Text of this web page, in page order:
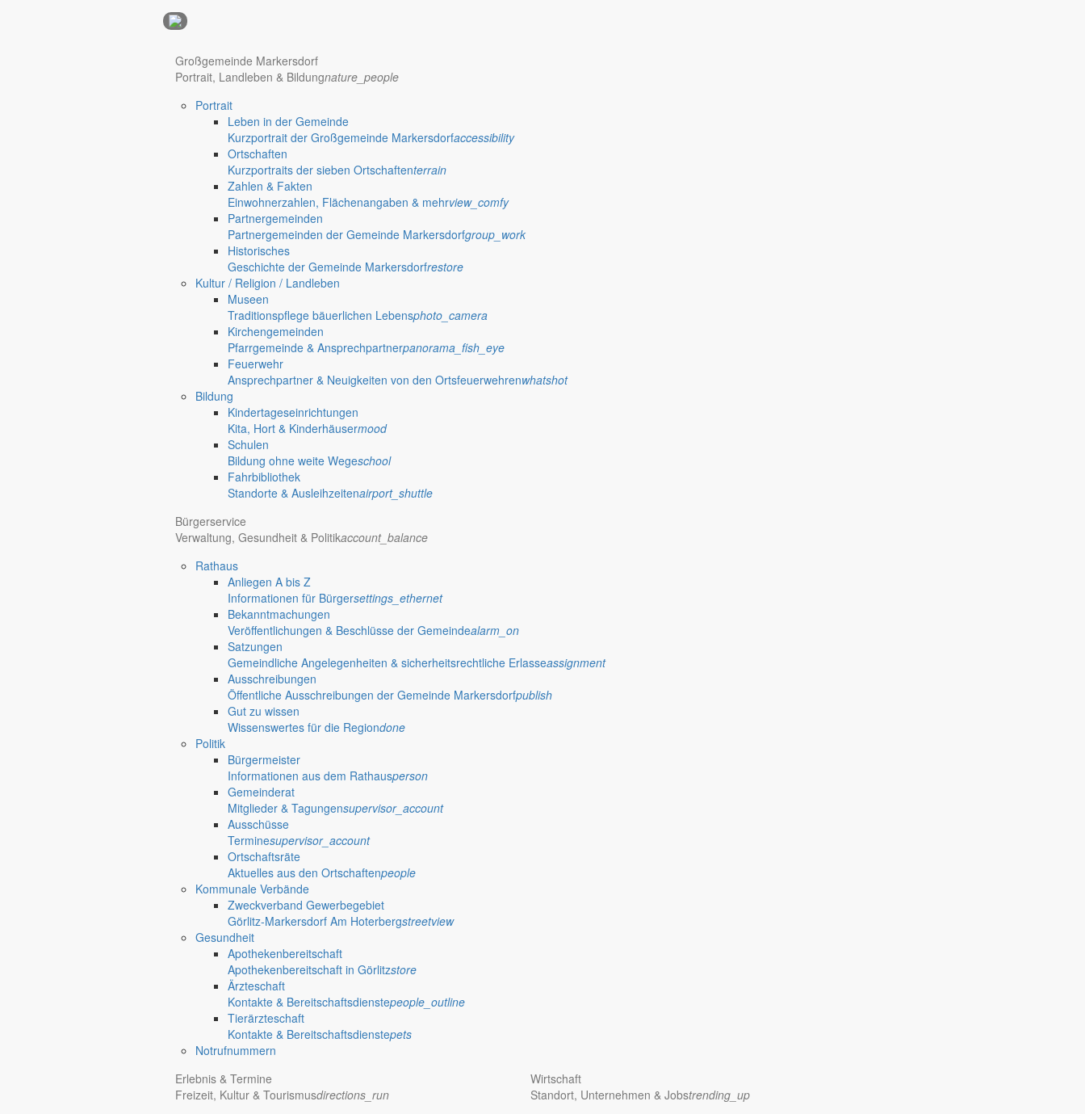
Regional werben auf markersdorf.de! anzeigen@gemeinde-markersdorf.de
Großgemeinde Markersdorf
Portrait, Landleben & Bildungnature_people
Portrait
Leben in der Gemeinde
Kurzportrait der Großgemeinde Markersdorfaccessibility
Ortschaften
Kurzportraits der sieben Ortschaftenterrain
Zahlen & Fakten
Einwohnerzahlen, Flächenangaben & mehrview_comfy
Partnergemeinden
Partnergemeinden der Gemeinde Markersdorfgroup_work
Historisches
Geschichte der Gemeinde Markersdorfrestore
Kultur / Religion / Landleben
Museen
Traditionspflege bäuerlichen Lebensphoto_camera
Kirchengemeinden
Pfarrgemeinde & Ansprechpartnerpanorama_fish_eye
Feuerwehr
Ansprechpartner & Neuigkeiten von den Ortsfeuerwehrenwhatshot
Bildung
Kindertageseinrichtungen
Kita, Hort & Kinderhäusermood
Schulen
Bildung ohne weite Wegeschool
Fahrbibliothek
Standorte & Ausleihzeitenairport_shuttle
Bürgerservice
Verwaltung, Gesundheit & Politikaccount_balance
Rathaus
Anliegen A bis Z
Informationen für Bürgersettings_ethernet
Bekanntmachungen
Veröffentlichungen & Beschlüsse der Gemeindealarm_on
Satzungen
Gemeindliche Angelegenheiten & sicherheitsrechtliche Erlasseassignment
Ausschreibungen
Öffentliche Ausschreibungen der Gemeinde Markersdorfpublish
Gut zu wissen
Wissenswertes für die Regiondone
Politik
Bürgermeister
Informationen aus dem Rathausperson
Gemeinderat
Mitglieder & Tagungensupervisor_account
Ausschüsse
Terminesupervisor_account
Ortschaftsräte
Aktuelles aus den Ortschaftenpeople
Kommunale Verbände
Zweckverband Gewerbegebiet
Görlitz-Markersdorf Am Hoterbergstreetview
Gesundheit
Apothekenbereitschaft
Apothekenbereitschaft in Görlitzstore
Ärzteschaft
Kontakte & Bereitschaftsdienstepeople_outline
Tierärzteschaft
Kontakte & Bereitschaftsdienstepets
Notrufnummern
Erlebnis & Termine
Freizeit, Kultur & Tourismusdirections_run
Wirtschaft
Standort, Unternehmen & Jobstrending_up
Deutsch-Paulsdorf